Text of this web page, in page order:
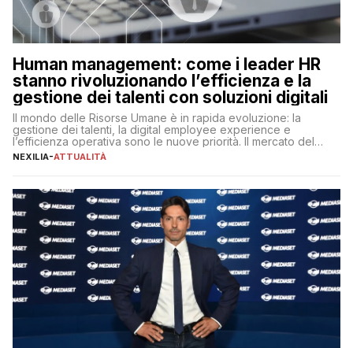
Human management: come i leader HR
stanno rivoluzionando l’efficienza e la
gestione dei talenti con soluzioni digitali
Il mondo delle Risorse Umane è in rapida evoluzione: la
gestione dei talenti, la digital employee experience e
l’efficienza operativa sono le nuove priorità. Il mercato del
lavoro, d’altra parte, è sempre più competitivo con una lotta
NEXILIA-ATTUALITÀ